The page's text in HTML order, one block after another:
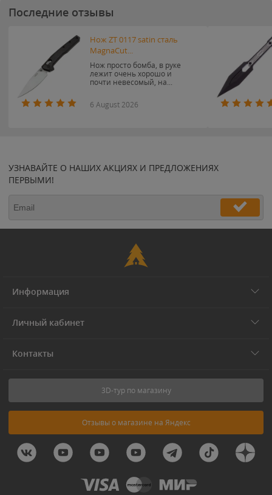
Последние отзывы
Нож ZT 0117 satin сталь
MagnaCut...
Нож просто бомба, в руке
лежит очень хорошо и
почти невесомый, на...
6 August 2026
УЗНАВАЙТЕ О НАШИХ АКЦИЯХ И ПРЕДЛОЖЕНИЯХ
ПЕРВЫМИ!
Информация
Личный кабинет
Контакты
3D-тур по магазину
Отзывы о магазине на Яндекс